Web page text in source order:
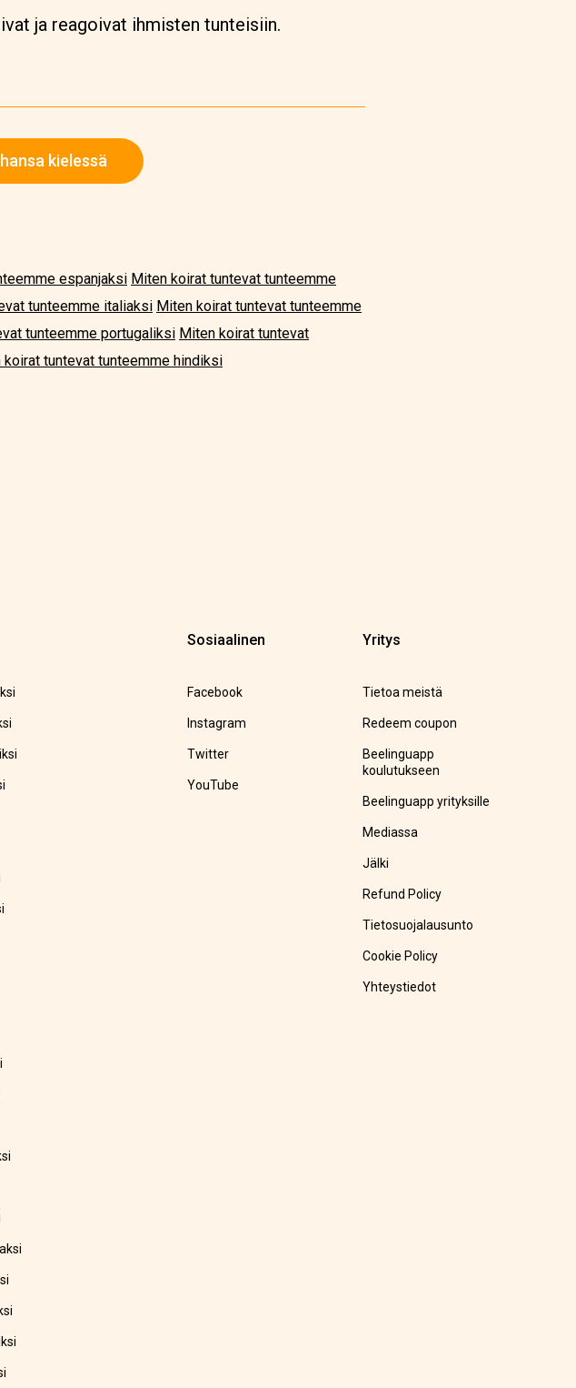
ja reagoivat ihmisten tunteisiin.
kielessä
espanjaksi Miten koirat tuntevat tunteemme
tunteemme italiaksi Miten koirat tuntevat tunteemme
tunteemme portugaliksi Miten koirat tuntevat
koirat tuntevat tunteemme hindiksi
Sosiaalinen
Facebook
Instagram
Twitter
YouTube
Yritys
Tietoa meistä
Redeem coupon
Beelinguapp
koulutukseen
Beelinguapp yrityksille
Mediassa
Jälki
Refund Policy
Tietosuojalausunto
Cookie Policy
Yhteystiedot